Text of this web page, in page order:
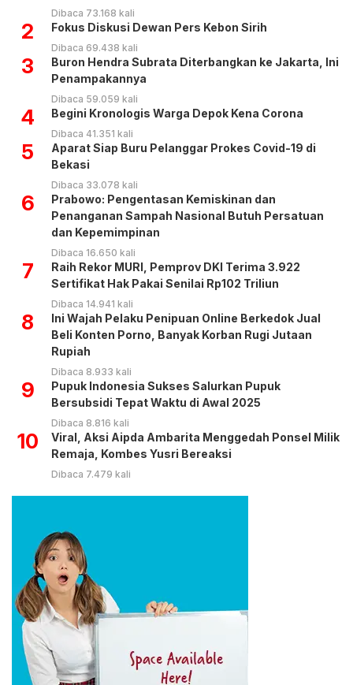
Dibaca 73.168 kali
2 Fokus Diskusi Dewan Pers Kebon Sirih
Dibaca 69.438 kali
3
Buron Hendra Subrata Diterbangkan ke Jakarta, Ini
Penampakannya
Dibaca 59.059 kali
4 Begini Kronologis Warga Depok Kena Corona
Dibaca 41.351 kali
5
Aparat Siap Buru Pelanggar Prokes Covid-19 di
Bekasi
Dibaca 33.078 kali
6
Prabowo: Pengentasan Kemiskinan dan
Penanganan Sampah Nasional Butuh Persatuan
dan Kepemimpinan
Dibaca 16.650 kali
7
Raih Rekor MURI, Pemprov DKI Terima 3.922
Sertifikat Hak Pakai Senilai Rp102 Triliun
Dibaca 14.941 kali
8
Ini Wajah Pelaku Penipuan Online Berkedok Jual
Beli Konten Porno, Banyak Korban Rugi Jutaan
Rupiah
Dibaca 8.933 kali
9
Pupuk Indonesia Sukses Salurkan Pupuk
Bersubsidi Tepat Waktu di Awal 2025
Dibaca 8.816 kali
10
Viral, Aksi Aipda Ambarita Menggedah Ponsel Milik
Remaja, Kombes Yusri Bereaksi
Dibaca 7.479 kali